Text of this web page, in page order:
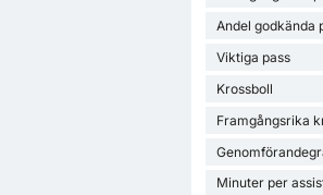
Andel godkända
Viktiga pass
Krossboll
Framgångsrika
Minuter per